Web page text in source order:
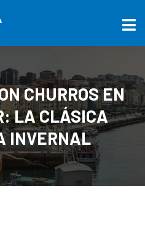
CHURROS EN
LA CLÁSICA
INVERNAL